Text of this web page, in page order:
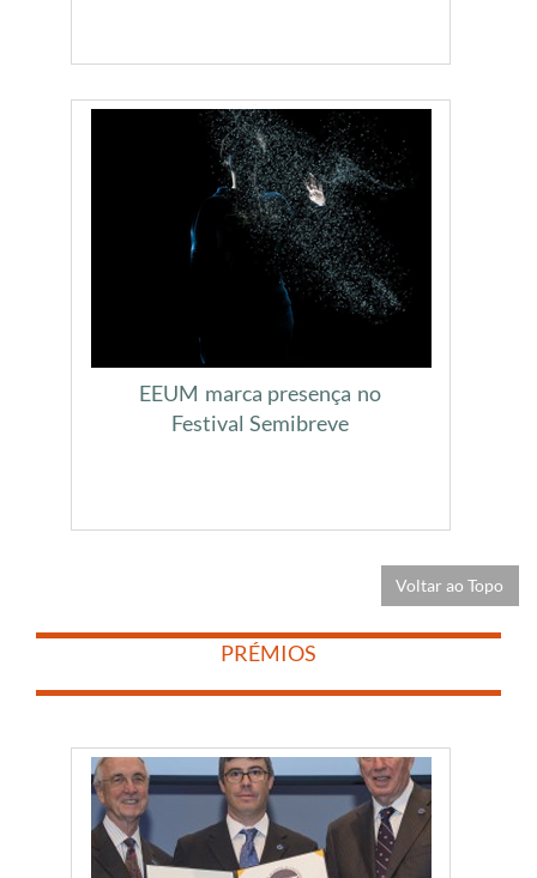
EEUM marca presença no
Festival Semibreve
Voltar ao Topo
​
PRÉMIOS
​